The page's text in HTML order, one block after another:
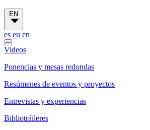
EN
es eu en
Videos
Ponencias y mesas redondas
Resúmenes de eventos y proyectos
Entrevistas y experiencias
Bibliotráileres